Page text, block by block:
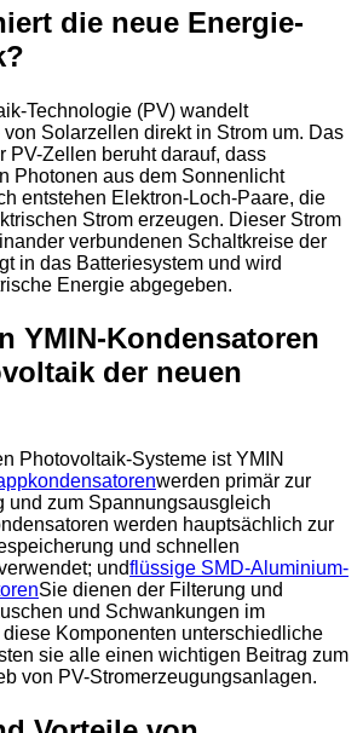
die neue Energie-
Technologie (PV) wandelt
Solarzellen direkt in Strom um. Das
PV-Zellen beruht darauf, dass
Photonen aus dem Sonnenlicht
entstehen Elektron-Loch-Paare, die
Strom erzeugen. Dieser Strom
verbundenen Schaltkreise der
in das Batteriesystem und wird
Energie abgegeben.
YMIN-Kondensatoren
der neuen
Photovoltaik-Systeme ist YMIN
werden primär zur
und zum Spannungsausgleich
werden hauptsächlich zur
und schnellen
undflüssige SMD-Aluminium-
Sie dienen der Filterung und
und Schwankungen im
Komponenten unterschiedliche
sie alle einen wichtigen Beitrag zum
von PV-Stromerzeugungsanlagen.